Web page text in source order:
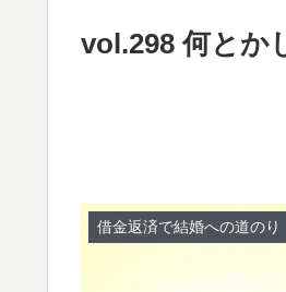
vol.298 何とか
借金返済で結婚への道のり